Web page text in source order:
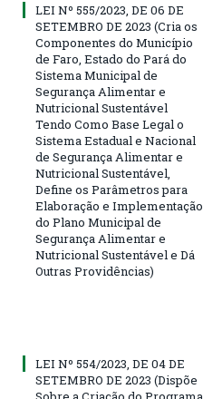
LEI Nº 555/2023, DE 06 DE
SETEMBRO DE 2023 (Cria os
Componentes do Município
de Faro, Estado do Pará do
Sistema Municipal de
Segurança Alimentar e
Nutricional Sustentável
Tendo Como Base Legal o
Sistema Estadual e Nacional
de Segurança Alimentar e
Nutricional Sustentável,
Define os Parâmetros para
Elaboração e Implementação
do Plano Municipal de
Segurança Alimentar e
Nutricional Sustentável e Dá
Outras Providências)
LEI Nº 554/2023, DE 04 DE
SETEMBRO DE 2023 (Dispõe